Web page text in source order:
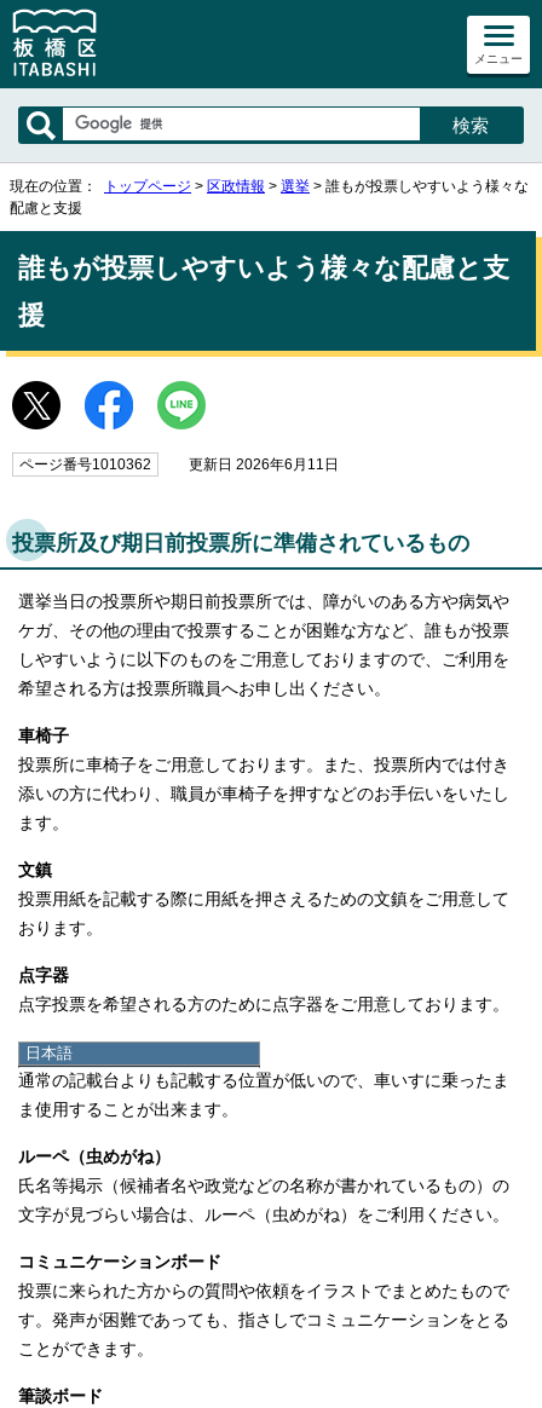
メニュー
日本語
日本語
English
한국어
简体中文
繁體中文
現在の位置： トップページ > 区政情報 > 選挙 > 誰もが投票しやすいよう様々な
配慮と支援
誰もが投票しやすいよう様々な配慮と支
援
ページ番号1010362 更新日 2026年6月11日
投票所及び期日前投票所に準備されているもの
選挙当日の投票所や期日前投票所では、障がいのある方や病気や
ケガ、その他の理由で投票することが困難な方など、誰もが投票
しやすいように以下のものをご用意しておりますので、ご利用を
希望される方は投票所職員へお申し出ください。
車椅子
投票所に車椅子をご用意しております。また、投票所内では付き
添いの方に代わり、職員が車椅子を押すなどのお手伝いをいたし
ます。
文鎮
投票用紙を記載する際に用紙を押さえるための文鎮をご用意して
おります。
点字器
点字投票を希望される方のために点字器をご用意しております。
座位記載台
通常の記載台よりも記載する位置が低いので、車いすに乗ったま
ま使用することが出来ます。
ルーペ（虫めがね）
氏名等掲示（候補者名や政党などの名称が書かれているもの）の
文字が見づらい場合は、ルーペ（虫めがね）をご利用ください。
コミュニケーションボード
投票に来られた方からの質問や依頼をイラストでまとめたもので
す。発声が困難であっても、指さしでコミュニケーションをとる
ことができます。
筆談ボード